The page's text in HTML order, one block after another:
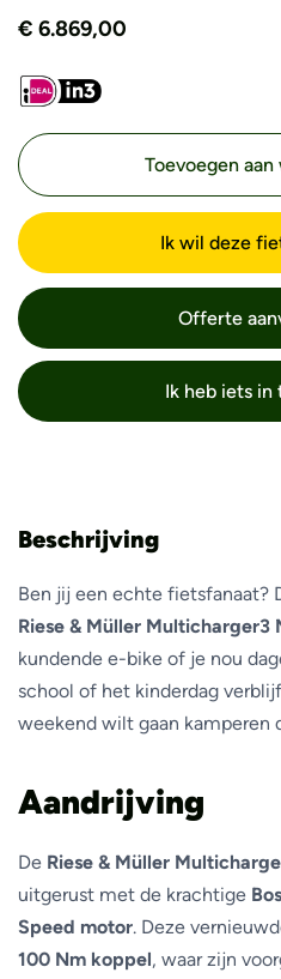
€ 6.869,00
Toevoegen
Ik wil deze
Offerte
Ik heb iets in
Beschrijving
Ben jij een echte fietsfanaat?
Riese & Müller Multicharger3
kundende e-bike of je nou
school of het kinderdag
weekend wilt gaan kamperen
Aandrijving
De Riese & Müller
uitgerust met de krachtige
Speed motor. Deze
100 Nm koppel, waar zijn